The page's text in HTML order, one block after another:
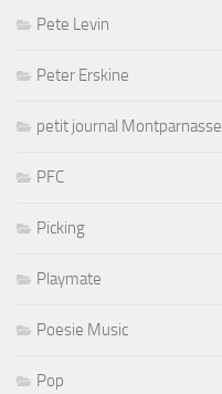
Pete Levin
Peter Erskine
petit journal Montparnasse
PFC
Picking
Playmate
Poesie Music
Pop